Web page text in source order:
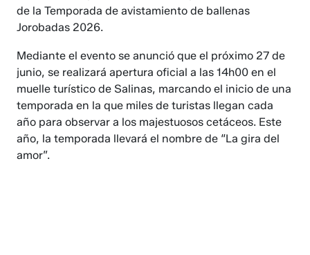
de la Temporada de avistamiento de ballenas
Jorobadas 2026.
Mediante el evento se anunció que el próximo 27 de
junio, se realizará apertura oficial a las 14h00 en el
muelle turístico de Salinas, marcando el inicio de una
temporada en la que miles de turistas llegan cada
año para observar a los majestuosos cetáceos. Este
año, la temporada llevará el nombre de “La gira del
amor”.